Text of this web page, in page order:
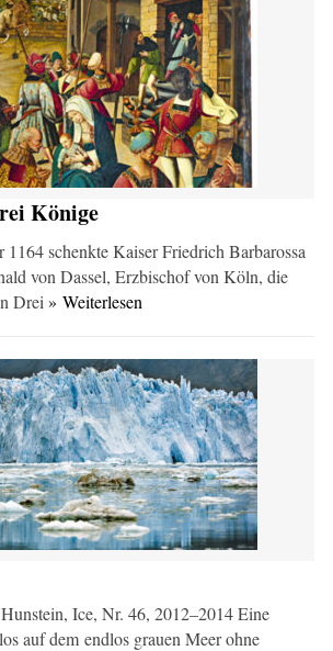
Könige
schenkte Kaiser Friedrich Barbarossa
von Dassel, Erzbischof von Köln, die
Drei» Weiterlesen
Ice, Nr. 46, 2012–2014 Eine
auf dem endlos grauen Meer ohne